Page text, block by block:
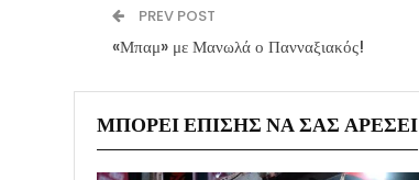
PREV POST
«Μπαμ» με Μανωλά ο Πανναξιακός!
ΜΠΟΡΕΊ ΕΠΊΣΗΣ ΝΑ ΣΑΣ ΑΡΈΣΕΙ